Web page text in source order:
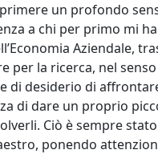
un profondo
a chi per primo mi
Aziendale,
per la ricerca, nel
di desiderio di
di dare un proprio
Ciò è sempre
ponendo